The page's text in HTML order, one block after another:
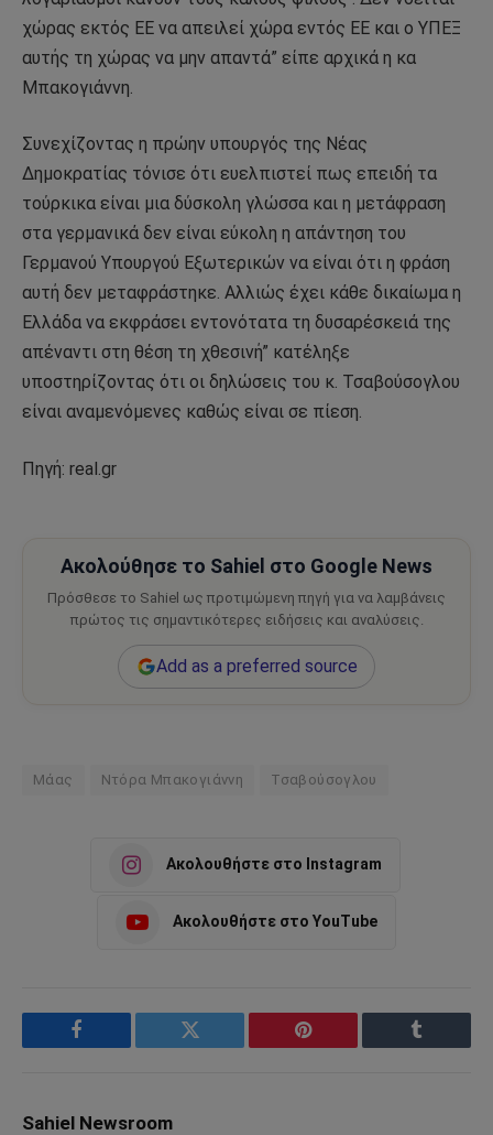
χώρας εκτός ΕΕ να απειλεί χώρα εντός ΕΕ και ο ΥΠΕΞ
αυτής τη χώρας να μην απαντά” είπε αρχικά η κα
Μπακογιάννη.
Συνεχίζοντας η πρώην υπουργός της Νέας
Δημοκρατίας τόνισε ότι ευελπιστεί πως επειδή τα
τούρκικα είναι μια δύσκολη γλώσσα και η μετάφραση
στα γερμανικά δεν είναι εύκολη η απάντηση του
Γερμανού Υπουργού Εξωτερικών να είναι ότι η φράση
αυτή δεν μεταφράστηκε. Αλλιώς έχει κάθε δικαίωμα η
Ελλάδα να εκφράσει εντονότατα τη δυσαρέσκειά της
απέναντι στη θέση τη χθεσινή” κατέληξε
υποστηρίζοντας ότι οι δηλώσεις του κ. Τσαβούσογλου
είναι αναμενόμενες καθώς είναι σε πίεση.
Πηγή: real.gr
Ακολούθησε το Sahiel στο Google News
Πρόσθεσε το Sahiel ως προτιμώμενη πηγή για να λαμβάνεις
πρώτος τις σημαντικότερες ειδήσεις και αναλύσεις.
Add as a preferred source
Μάας Ντόρα Μπακογιάννη Τσαβούσογλου
Ακολουθήστε στο Instagram
Ακολουθήστε στο YouTube
Facebook Twitter Pinterest Tumblr
Sahiel Newsroom